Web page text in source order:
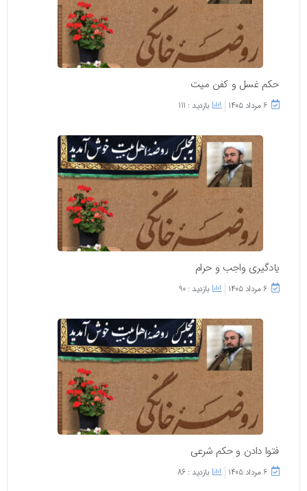
حکم غسل و کفن میت
۶ مرداد ۱۴۰۵ بازدید : 111
یادگیری واجب و حرام
۶ مرداد ۱۴۰۵ بازدید : 90
فتوا دادن و حکم شرعی
۶ مرداد ۱۴۰۵ بازدید : 86